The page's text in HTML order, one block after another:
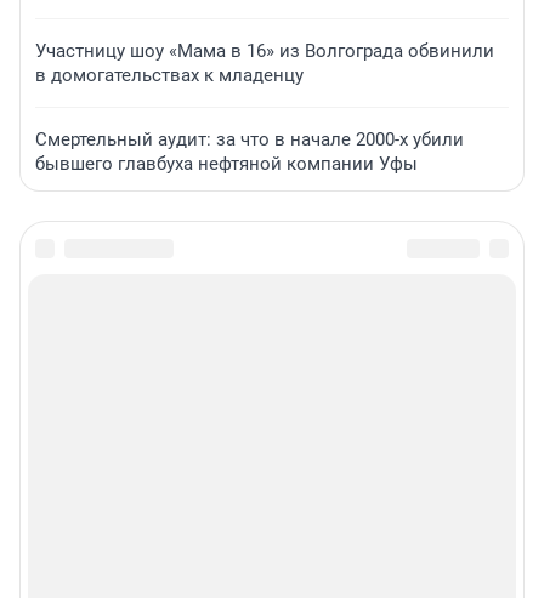
Участницу шоу «Мама в 16» из Волгограда обвинили
в домогательствах к младенцу
Смертельный аудит: за что в начале 2000-х убили
бывшего главбуха нефтяной компании Уфы